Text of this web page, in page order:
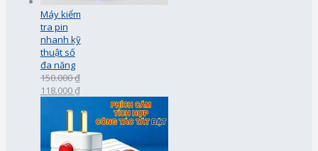
Máy kiểm
tra pin
nhanh kỹ
thuật số
đa năng
150.000 ₫
118.000 ₫